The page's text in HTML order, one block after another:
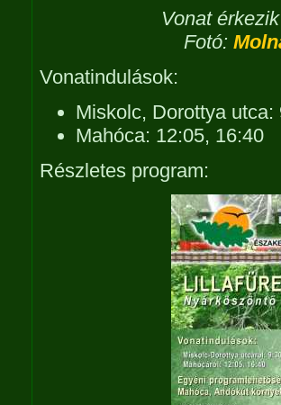
Vonat
Fotó:
Vonatindulások:
Miskolc, Dorottya utca:
Mahóca: 12:05, 16:40
Részletes program: